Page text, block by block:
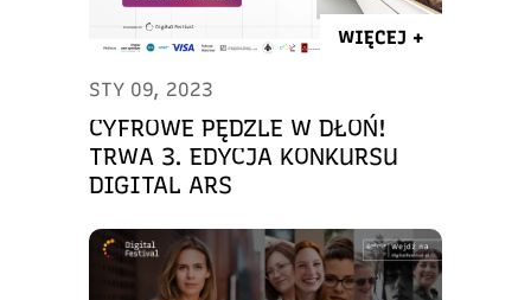
WIĘCEJ +
STY 09, 2023
CYFROWE PĘDZLE W DŁOŃ!
TRWA 3. EDYCJA KONKURSU
DIGITAL ARS